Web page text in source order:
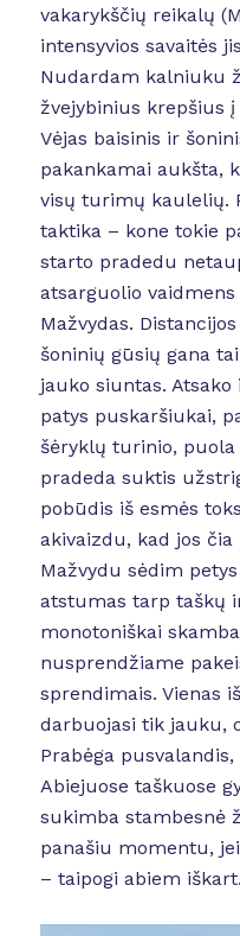
vakarykščių reikalų
intensyvios savaitės
Nudardam kalniuku
žvejybinius krepšius
Vėjas baisinis ir
pakankamai aukšta,
visų turimų kaulelių.
taktika – kone tokie
starto pradedu
atsarguolio
Mažvydas.
šoninių gūsių gana
jauko siuntas.
patys puskaršiukai,
šėryklų turinio,
pradeda suktis
pobūdis iš esmės
akivaizdu, kad jos
Mažvydu sėdim
atstumas tarp taškų
monotoniškai
nusprendžiame
sprendimais. Vienas
darbuojasi tik jauku,
Prabėga
Abiejuose taškuose
sukimba stambesnė
panašiu momentu,
– taipogi abiem iškart.